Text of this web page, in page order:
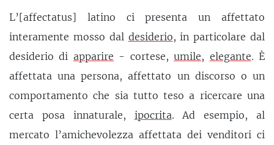
L’[affectatus] latino ci presenta un affettato
interamente mosso dal desiderio, in particolare dal
desiderio di apparire - cortese,umile, elegante. È
affettata una persona, affettato un discorso o un
comportamento che sia tutto teso a ricercare una
certa posa innaturale, ipocrita. Ad esempio, al
mercato l’amichevolezza affettata dei venditori ci